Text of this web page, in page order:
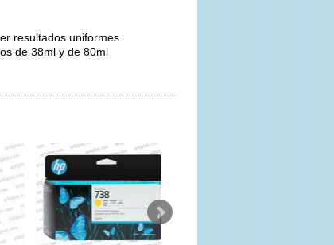
resultados uniformes.
de 38ml y de 80ml